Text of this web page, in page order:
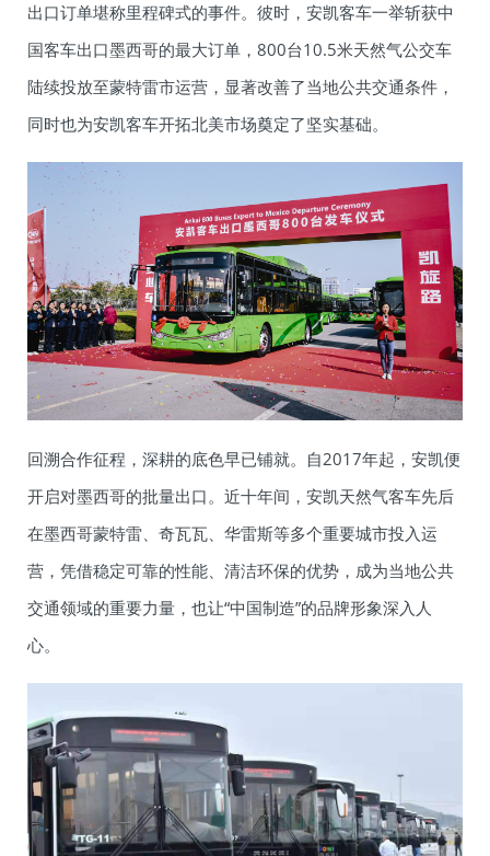
出口订单堪称里程碑式的事件。彼时，安凯客车一举斩获中
国客车出口墨西哥的最大订单，800台10.5米天然气公交车
陆续投放至蒙特雷市运营，显著改善了当地公共交通条件，
同时也为安凯客车开拓北美市场奠定了坚实基础。
回溯合作征程，深耕的底色早已铺就。自2017年起，安凯便
开启对墨西哥的批量出口。近十年间，安凯天然气客车先后
在墨西哥蒙特雷、奇瓦瓦、华雷斯等多个重要城市投入运
营，凭借稳定可靠的性能、清洁环保的优势，成为当地公共
交通领域的重要力量，也让“中国制造”的品牌形象深入人
心。